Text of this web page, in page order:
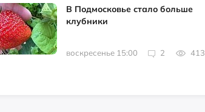
В Подмосковье стало больше
клубники
воскресенье 15:00 2 413